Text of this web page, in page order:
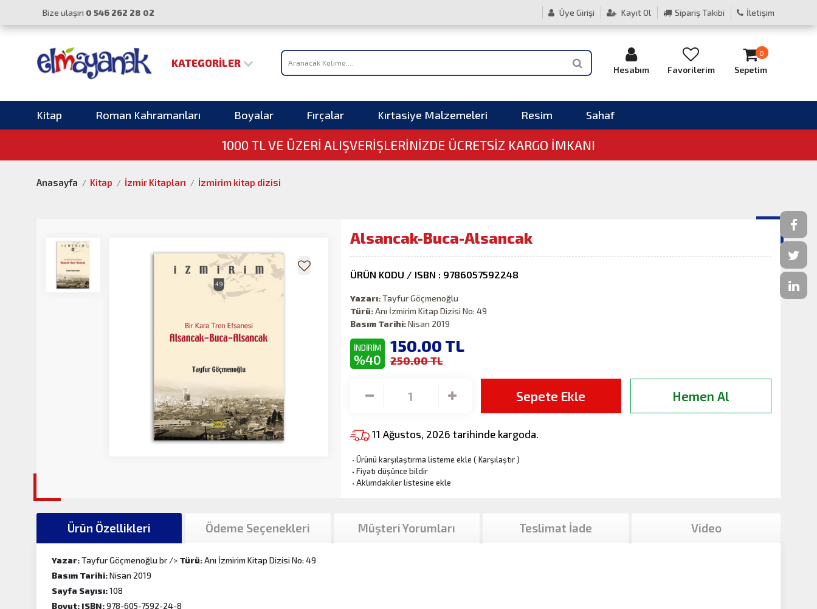
Bize ulaşın 0 546 262 28 02 Üye Girişi Kayıt Ol Sipariş Takibi İletişim
KATEGORILER
Hesabım Favorilerim Sepetim
0
Kitap Roman Kahramanları Boyalar Fırçalar Kırtasiye Malzemeleri Resim Sahaf
1000 TL VE ÜZERI ALIŞVERIŞLERINIZDE ÜCRETSİZ KARGO İMKANI
Anasayfa Kitap İzmir Kitapları İzmirim kitap dizisi
Alsancak-Buca-Alsancak
ÜRÜN KODU / ISBN : 9786057592248
Yazarı:Tayfur Göçmenoğlu
Türü:Anı İzmirim Kitap Dizisi No: 49
Basım Tarihi:Nisan 2019
İNDİRİM
%40
150.00 TL
250.00 TL
Sepete Ekle Hemen Al
11 Ağustos, 2026 tarihinde kargoda.
·Ürünü karşılaştırma listeme ekle (Karşılaştır)
·Fiyatı düşünce bildir
·Aklımdakiler listesine ekle
Ürün Özellikleri Ödeme Seçenekleri Müşteri Yorumları Teslimat İade Video
Yazar:Tayfur Göçmenoğlu br /> Türü:Anı İzmirim Kitap Dizisi No: 49
Basım Tarihi:Nisan 2019
Sayfa Sayısı:108
Boyut: ISBN:978-605-7592-24-8